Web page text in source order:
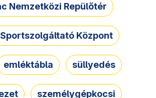
Nemzetközi Repülőtér
Központ
emléktábla süllyedés
személygépkocsi